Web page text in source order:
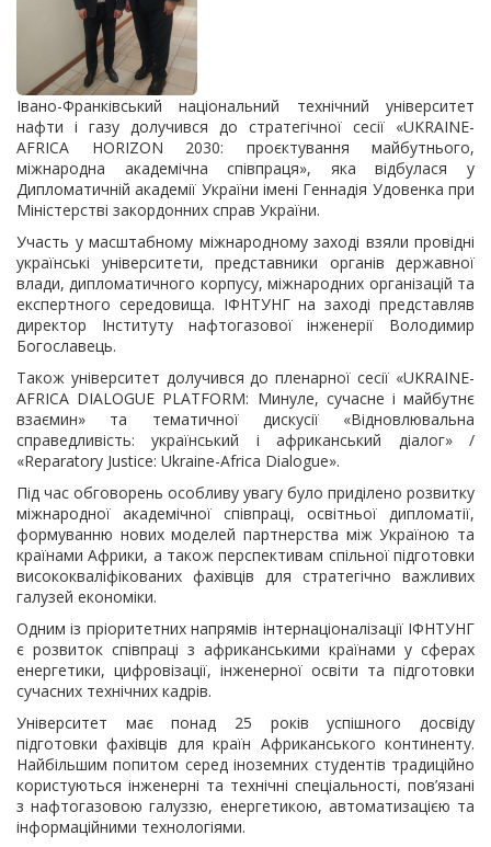
Івано-Франківський національний технічний університет
нафти і газу долучився до стратегічної сесії «UKRAINE-
AFRICA HORIZON 2030: проєктування майбутнього,
міжнародна академічна співпраця», яка відбулася у
Дипломатичній академії України імені Геннадія Удовенка при
Міністерстві закордонних справ України.
Участь у масштабному міжнародному заході взяли провідні
українські університети, представники органів державної
влади, дипломатичного корпусу, міжнародних організацій та
експертного середовища. ІФНТУНГ на заході представляв
директор Інституту нафтогазової інженерії Володимир
Богославець.
Також університет долучився до пленарної сесії «UKRAINE-
AFRICA DIALOGUE PLATFORM: Минуле, сучасне і майбутнє
взаємин» та тематичної дискусії «Відновлювальна
справедливість: український і африканський діалог» /
«Reparatory Justice: Ukraine-Africa Dialogue».
Під час обговорень особливу увагу було приділено розвитку
міжнародної академічної співпраці, освітньої дипломатії,
формуванню нових моделей партнерства між Україною та
країнами Африки, а також перспективам спільної підготовки
висококваліфікованих фахівців для стратегічно важливих
галузей економіки.
Одним із пріоритетних напрямів інтернаціоналізації ІФНТУНГ
є розвиток співпраці з африканськими країнами у сферах
енергетики, цифровізації, інженерної освіти та підготовки
сучасних технічних кадрів.
Університет має понад 25 років успішного досвіду
підготовки фахівців для країн Африканського континенту.
Найбільшим попитом серед іноземних студентів традиційно
користуються інженерні та технічні спеціальності, пов’язані
з нафтогазовою галуззю, енергетикою, автоматизацією та
інформаційними технологіями.